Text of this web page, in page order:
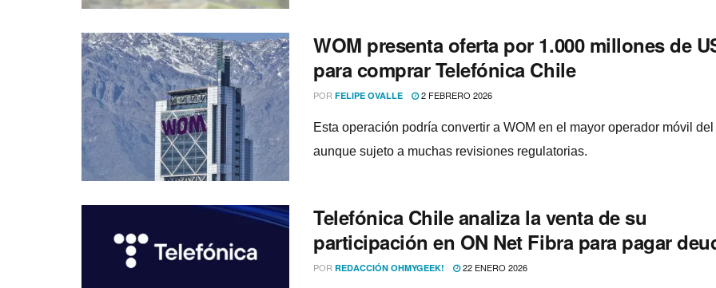
WOM presenta oferta por 1.000 millones de
para comprar Telefónica Chile
POR FELIPE OVALLE 2 FEBRERO 2026
Esta operación podría convertir a WOM en el mayor operador móvil del
aunque sujeto a muchas revisiones regulatorias.
Telefónica Chile analiza la venta de su
participación en ON Net Fibra para pagar
POR REDACCIÓN OHMYGEEK! 22 ENERO 2026